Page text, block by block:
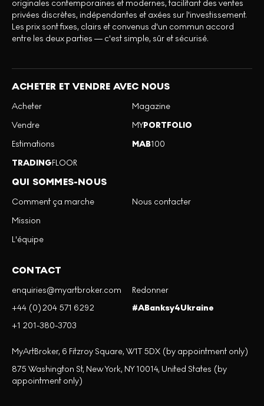
originales contemporaines et modernes, facilitant des ventes
privées discrètes, indépendantes et axées sur l'investissement.
Les prix sont fixes, clairs et convenus d'un commun accord
entre les deux parties — c'est simple, sûr et sécurisé.
ACHETER ET VENDRE AVEC NOUS
Acheter
Vendre
Estimations
TRADINGFLOOR
Magazine
MYPORTFOLIO
MAB100
QUI SOMMES-NOUS
Comment ça marche
Mission
L'équipe
Nous contacter
CONTACT
enquiries@myartbroker.com
+44 (0)204 571 6292
+1 201-380-3703
Redonner
#ABanksy4Ukraine
MyArtBroker, 6 Fitzroy Square, W1T 5DX (by appointment only)
875 Washington St, New York, NY 10014, United States (by
appointment only)